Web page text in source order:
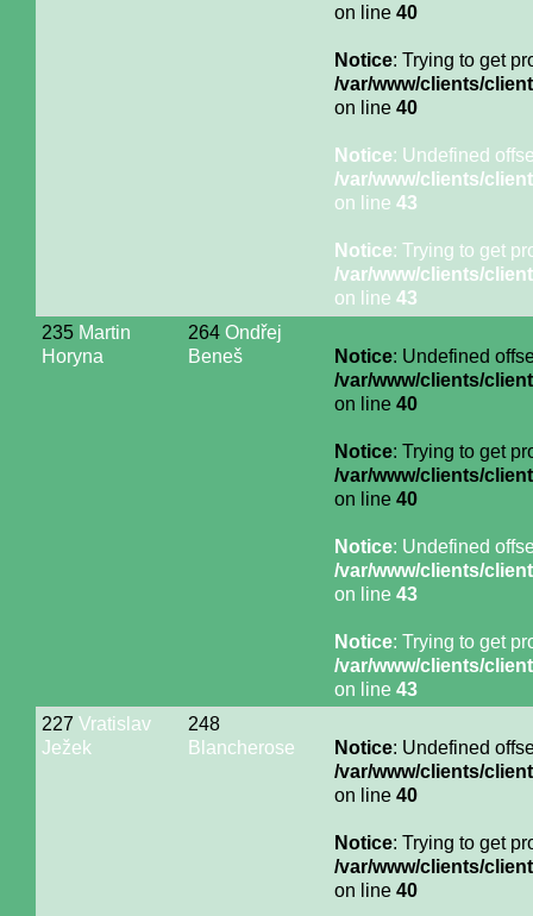
on line 40
Notice: Trying to get
/var/www/clients/
on line 40
Notice: Undefined
/var/www/clients/
on line 43
Notice: Trying to get
/var/www/clients/
on line 43
235 Martin
Horyna
264 Ondřej
Beneš
Notice: Undefined
/var/www/clients/
on line 40
Notice: Trying to get
/var/www/clients/
on line 40
Notice: Undefined
/var/www/clients/
on line 43
Notice: Trying to get
/var/www/clients/
on line 43
227 Vratislav
Ježek
248
Blancherose
Notice: Undefined
/var/www/clients/
on line 40
Notice: Trying to get
/var/www/clients/
on line 40